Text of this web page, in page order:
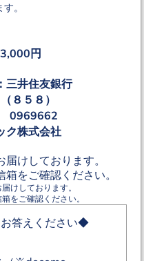
。
円
三井住友銀行
８５８）
0969662
株式会社
けしております。
をご確認ください。
けしております。
をご確認ください。
答えください◆